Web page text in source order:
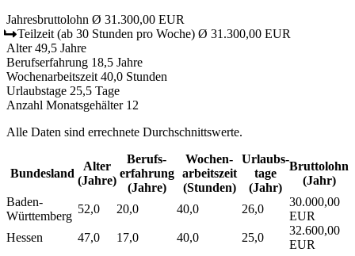
Jahresbruttolohn Ø 31.300,00 EUR
Teilzeit (ab 30 Stunden pro Woche) Ø 31.300,00 EUR
Alter 49,5 Jahre
Berufserfahrung 18,5 Jahre
Wochenarbeitszeit 40,0 Stunden
Urlaubstage 25,5 Tage
Anzahl Monatsgehälter 12
Alle Daten sind errechnete Durchschnittswerte.
Bundesland
Alter
(Jahre)
Berufs­
erfahrung
(Jahre)
Wochen­
arbeitszeit
(Stunden)
Urlaubs­
tage
(Jahr)
Bruttolohn
(Jahr)
Baden-
Württemberg
52,0 20,0 40,0 26,0
30.000,00
EUR
Hessen
47,0 17,0 40,0 25,0
32.600,00
EUR